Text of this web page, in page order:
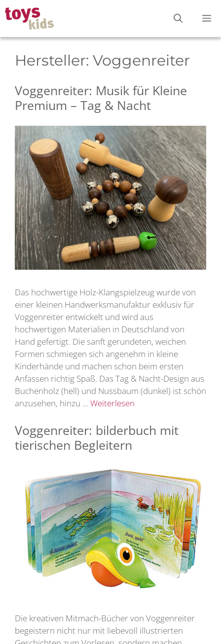
Zum
Inhalt
springen
Hersteller: Voggenreiter
Voggenreiter: Musik für Kleine
Premium – Tag & Nacht
Das hochwertige Holz-Klangspielzeug wurde von
einer kleinen Handwerksmanufaktur exklusiv für
Voggenreiter entwickelt und wird aus
hochwertigen Materialien in Deutschland von
Hand gefertigt. Die sanft gerundeten, weichen
Formen schmiegen sich angenehm in kleine
Kinderhände und machen schon beim ersten
Anfassen richtig Spaß. Das Tag & Nacht-Design aus
Buchenholz (hell) und Nussbaum (dunkel) ist schön
anzusehen, hinzu … Weiterlesen
Voggenreiter: bilderbuch mit
tierischen Begleitern
Die kreativen Mitmach-Bücher von Voggenreiter
begeistern nicht nur mit liebevoll illustrierten